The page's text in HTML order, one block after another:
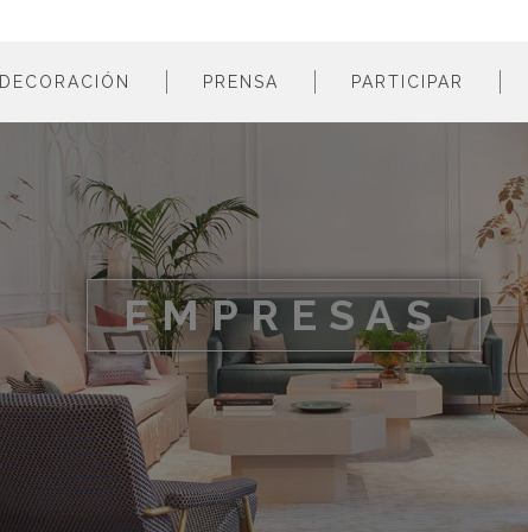
DECORACIÓN
colores
estilos
materiales
PRENSA PARTICIPAR
EMPRESAS